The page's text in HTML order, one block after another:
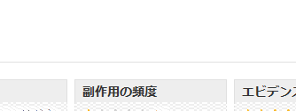
副作用
薬価